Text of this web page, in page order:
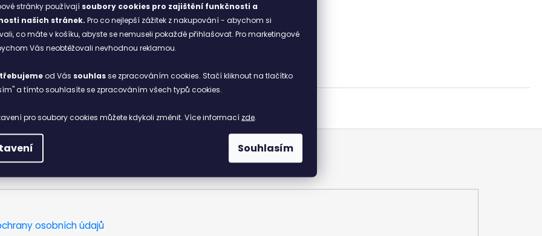
stránky používají soubory cookies pro zajištění funkčnosti a
našich stránek. Pro co nejlepší zážitek z nakupování - abychom si
co máte v košíku, abyste se nemuseli pokaždé přihlašovat. Pro marketingové
Vás neobtěžovali nevhodnou reklamou.
od Vás souhlasse zpracováním cookies. Stačí kliknout na tlačítko
a tímto souhlasíte se zpracováním všech typů cookies.
pro soubory cookies můžete kdykoli změnit. Více informací zde.
Souhlasím
osobních údajů